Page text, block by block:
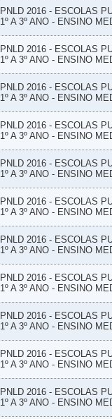
PNLD 2016 - ESCOLAS
1º A 3º ANO - ENSINO
PNLD 2016 - ESCOLAS
1º A 3º ANO - ENSINO
PNLD 2016 - ESCOLAS
1º A 3º ANO - ENSINO
PNLD 2016 - ESCOLAS
1º A 3º ANO - ENSINO
PNLD 2016 - ESCOLAS
1º A 3º ANO - ENSINO
PNLD 2016 - ESCOLAS
1º A 3º ANO - ENSINO
PNLD 2016 - ESCOLAS
1º A 3º ANO - ENSINO
PNLD 2016 - ESCOLAS
1º A 3º ANO - ENSINO
PNLD 2016 - ESCOLAS
1º A 3º ANO - ENSINO
PNLD 2016 - ESCOLAS
1º A 3º ANO - ENSINO
PNLD 2016 - ESCOLAS
1º A 3º ANO - ENSINO